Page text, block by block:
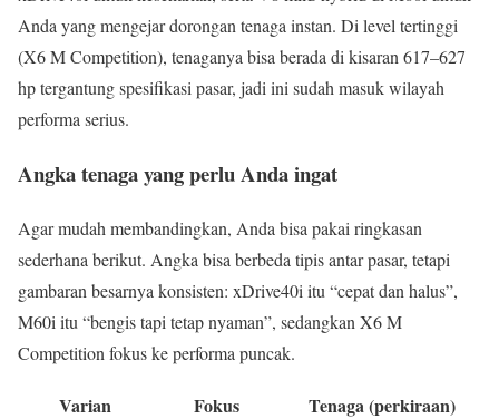
Anda yang mengejar dorongan tenaga instan. Di level tertinggi
(X6 M Competition), tenaganya bisa berada di kisaran 617–627
hp tergantung spesifikasi pasar, jadi ini sudah masuk wilayah
performa serius.
Angka tenaga yang perlu Anda ingat
Agar mudah membandingkan, Anda bisa pakai ringkasan
sederhana berikut. Angka bisa berbeda tipis antar pasar, tetapi
gambaran besarnya konsisten: xDrive40i itu “cepat dan halus”,
M60i itu “bengis tapi tetap nyaman”, sedangkan X6 M
Competition fokus ke performa puncak.
Varian Fokus Tenaga (perkiraan)